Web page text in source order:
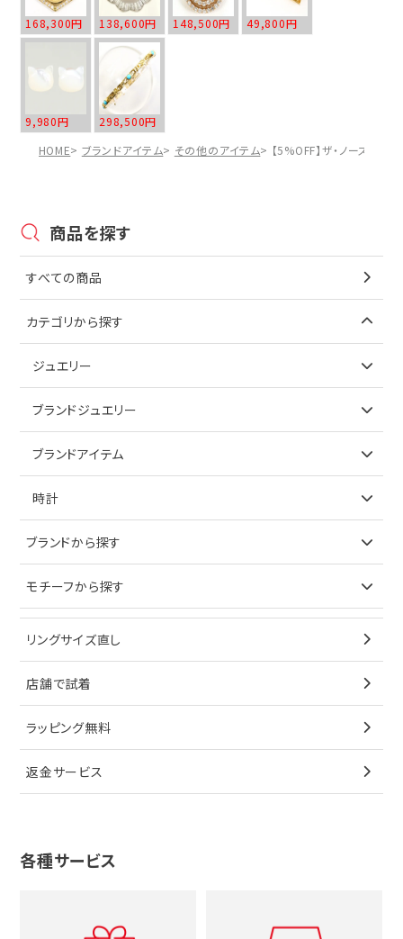
168,300円 138,600円 148,500円 49,800円
9,980円
298,500円
HOME
ブランドアイテム その他のアイテム 【5%OFF】ザ・ノースフ
商品を探す
すべての商品
カテゴリから探す
ジュエリー
アイテムで探す
ブレスレット
ペンダントトップ
ブローチ
その他
ノーブランドジュエリーをすべて見る
ブランドジュエリー
アイテムで探す
イヤリング
ブレスレット
ペンダントトップ
ブローチ
その他
ティファニー
ブランドアイテム
アイテムで探す
キーケース
サングラス
シューズ
香水
シャネル
時計
ブランドで探す
オメガ
シャネル
タグホイヤー
カルティエ
セイコー
メンズ時計
ブランドから探す
ティファニー
ブルガリ
カルティエ
ウノアエレ
4℃
グッチ
モチーフから探す
星
リボン
花
十字架
リングサイズ直し
店舗で試着
ラッピング無料
返金サービス
各種サービス